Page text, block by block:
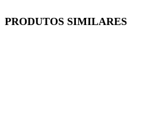
PRODUTOS SIMILARES